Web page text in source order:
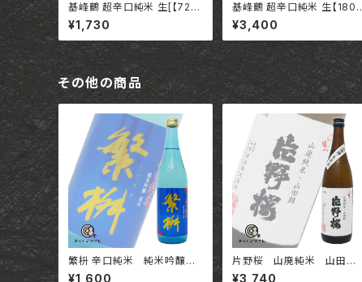
基峰鶴 超辛口純米 生[【720
ml】/ 佐賀 合資会社基山商店
¥1,730
基峰鶴 超辛口純米 生【1800
ml】/ 佐賀 合資会社基山商店
¥3,400
その他の商品
繁枡 辛口純米 純米吟醸
壱火【720ml】 / 福岡 株式会
¥1,600
片野桜 山廃純米 山田
錦 生原酒【1800ml】 /大阪
¥3,740